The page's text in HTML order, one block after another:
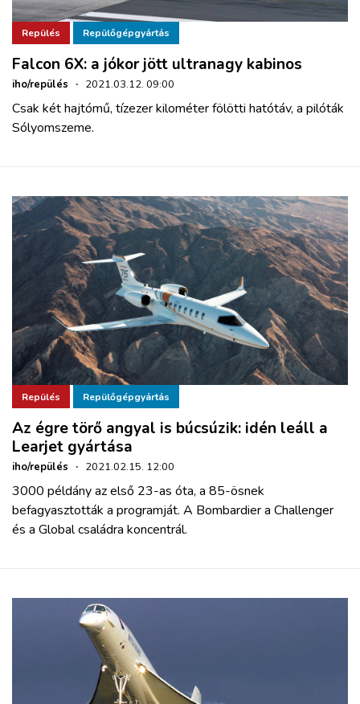
Repülés Repülőgépgyártás
Falcon 6X: a jókor jött ultranagy kabinos
iho/repülés · 2021.03.12. 09:00
Csak két hajtómű, tízezer kilométer fölötti hatótáv, a pilóták
Sólyomszeme.
Repülés Repülőgépgyártás
Az égre törő angyal is búcsúzik: idén leáll a
Learjet gyártása
iho/repülés · 2021.02.15. 12:00
3000 példány az első 23-as óta, a 85-ösnek
befagyasztották a programját. A Bombardier a Challenger
és a Global családra koncentrál.